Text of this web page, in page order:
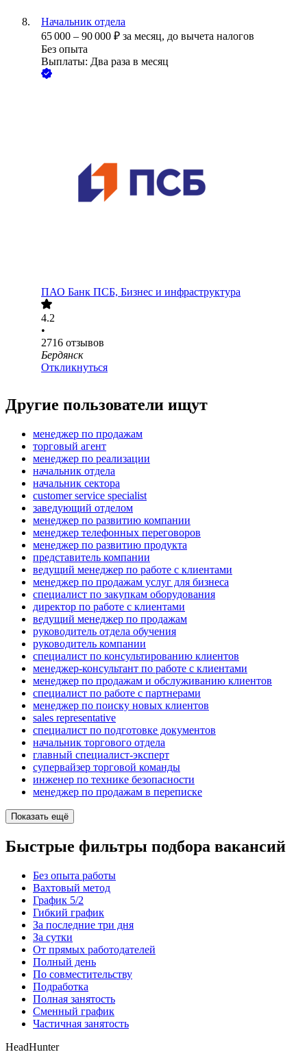
Начальник отдела
65 000 – 90 000 ₽ за месяц, до вычета налогов
Без опыта
Выплаты: Два раза в месяц
ПАО Банк ПСБ, Бизнес и инфраструктура
4.2
•
2716 отзывов
Бердянск
Откликнуться
Другие пользователи ищут
менеджер по продажам
торговый агент
менеджер по реализации
начальник отдела
начальник сектора
customer service specialist
заведующий отделом
менеджер по развитию компании
менеджер телефонных переговоров
менеджер по развитию продукта
представитель компании
ведущий менеджер по работе с клиентами
менеджер по продажам услуг для бизнеса
специалист по закупкам оборудования
директор по работе с клиентами
ведущий менеджер по продажам
руководитель отдела обучения
руководитель компании
специалист по консультированию клиентов
менеджер-консультант по работе с клиентами
менеджер по продажам и обслуживанию клиентов
специалист по работе с партнерами
менеджер по поиску новых клиентов
sales representative
специалист по подготовке документов
начальник торгового отдела
главный специалист-эксперт
супервайзер торговой команды
инженер по технике безопасности
менеджер по продажам в переписке
Показать ещё
Быстрые фильтры подбора вакансий
Без опыта работы
Вахтовый метод
График 5/2
Гибкий график
За последние три дня
За сутки
От прямых работодателей
Полный день
По совместительству
Подработка
Полная занятость
Сменный график
Частичная занятость
HeadHunter